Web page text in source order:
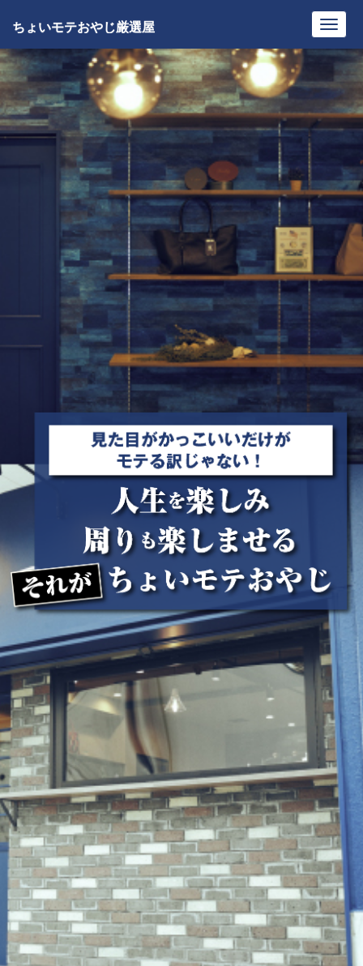
ちょいモテおやじ厳選屋